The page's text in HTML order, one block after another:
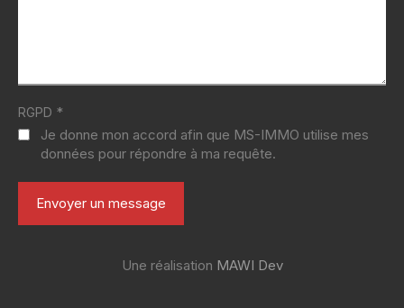
RGPD *
Je donne mon accord afin que MS-IMMO utilise mes
données pour répondre à ma requête.
Une réalisation MAWI Dev